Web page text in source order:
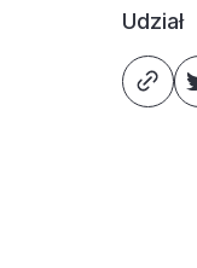
Udział